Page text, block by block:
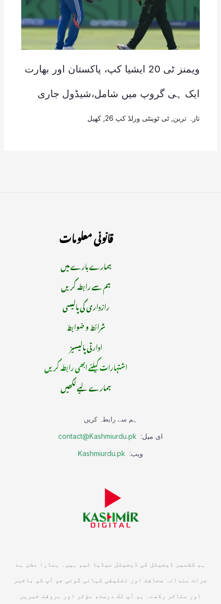
ویمنز ٹی 20 ایشیا کپ، پاکستان اور بھارت
ایک ہی گروپ میں شامل،شیڈول جاری
تازہ ترین ٹی ٹوینٹی ورلڈ کپ 26 , کھیل
قانونی معلومات
ہمارے بارے میں
ہم سے رابطہ کریں
رازداری کی پالیسی
شرائط و ضوابط
ادارتی پالیسیز
اشتہارات کیلئے ابھی رابطہ کریں
ہمارے لیے لکھیں
ہم سے رابطہ کریں
ای میل: contact@Kashmiurdu.pk
ویب: Kashmiurdu.pk
ہم کشمیر ڈیجیٹل کی ڈیجیٹل میڈیا ٹیم ہیں۔ ہمارا مشن ہے
جرات مندانہ صحافت اور تخلیقی کہانی گوئی جو آپ کو باخبر
اور متاثر رکھے۔ ہم آپ تک درست، مؤثر اور بروقت خبریں